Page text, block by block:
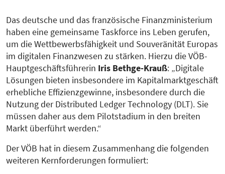
Das deutsche und das französische Finanzministerium
haben eine gemeinsame Taskforce ins Leben gerufen,
um die Wettbewerbsfähigkeit und Souveränität Europas
im digitalen Finanzwesen zu stärken. Hierzu die VÖB-
Hauptgeschäftsführerin Iris Bethge-Krauß: „Digitale
Lösungen bieten insbesondere im Kapitalmarktgeschäft
erhebliche Effizienzgewinne, insbesondere durch die
Nutzung der Distributed Ledger Technology (DLT). Sie
müssen daher aus dem Pilotstadium in den breiten
Markt überführt werden.“
Der VÖB hat in diesem Zusammenhang die folgenden
weiteren Kernforderungen formuliert: